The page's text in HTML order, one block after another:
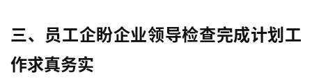
三、员工企盼企业领导检查完成计划工
作求真务实